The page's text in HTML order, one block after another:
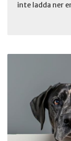
inte ladda ner